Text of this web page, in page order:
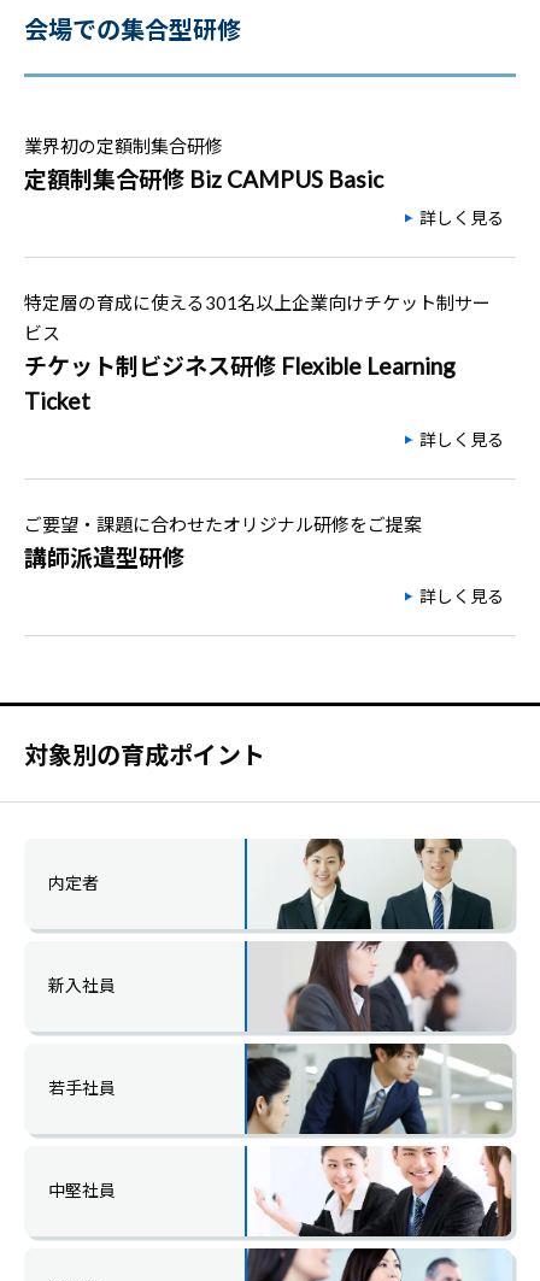
会場での集合型研修
業界初の定額制集合研修
定額制集合研修 Biz CAMPUS Basic
詳しく見る
特定層の育成に使える301名以上企業向けチケット制サー
ビス
チケット制ビジネス研修 Flexible Learning
Ticket
詳しく見る
ご要望・課題に合わせたオリジナル研修をご提案
講師派遣型研修
詳しく見る
対象別の育成ポイント
内定者
新入社員
若手社員
中堅社員